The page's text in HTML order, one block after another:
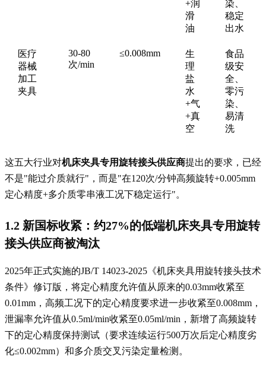
+润
滑
油
染、
稳定
出水
医疗
器械
加工
夹具
30-80
次/min
≤0.008mm
生
理
盐
水
+气
+真
空
食品
级安
全、
零污
染、
易清
洗
这五大行业对机床夹具专用旋转接头供应商提出的要求，已经
不是"能过介质就行"，而是"在120次/分钟高频旋转+0.005mm
定心精度+多介质零串液工况下稳定运行"。
1.2 新国标收紧：约27%的低端机床夹具专用旋转
接头供应商被淘汰
2025年正式实施的JB/T 14023-2025《机床夹具用旋转接头技术
条件》修订版，将定心精度允许值从原来的0.03mm收紧至
0.01mm，高频工况下的定心精度要求进一步收紧至0.008mm，
泄漏率允许值从0.5ml/min收紧至0.05ml/min，新增了高频旋转
下的定心精度保持测试（要求连续运行500万次后定心精度劣
化≤0.002mm）和多介质交叉污染定量检测。